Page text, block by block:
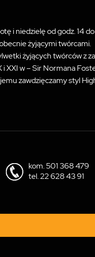
i niedzielę od godz. 14 do
żyjącymi twórcami.
żyjących twórców z
XXI w – Sir Normana
zawdzięczamy styl
kom.501 368 479
tel.22 628 43 91